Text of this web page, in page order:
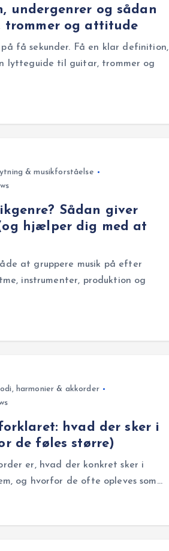
undergenrer og sådan
trommer og attitude
få sekunder. Få en klar definition,
lytteguide til guitar, trommer og
& musikforståelse
Sådan giver
hjælper dig med at
at gruppere musik på efter
instrumenter, produktion og
harmonier & akkorder
hvad der sker i
de føles større)
er, hvad der konkret sker i
og hvorfor de ofte opleves som…